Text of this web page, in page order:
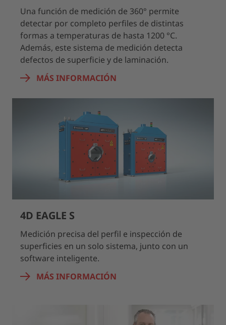
Una función de medición de 360° permite
detectar por completo perfiles de distintas
formas a temperaturas de hasta 1200 °C.
Además, este sistema de medición detecta
defectos de superficie y de laminación.
MÁS INFORMACIÓN
4D EAGLE S
Medición precisa del perfil e inspección de
superficies en un solo sistema, junto con un
software inteligente.
MÁS INFORMACIÓN